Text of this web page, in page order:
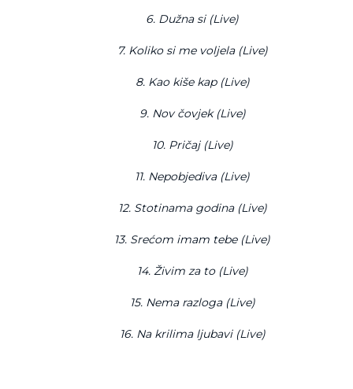
6. Dužna si (Live)
7. Koliko si me voljela (Live)
8. Kao kiše kap (Live)
9. Nov čovjek (Live)
10. Pričaj (Live)
11. Nepobjediva (Live)
12. Stotinama godina (Live)
13. Srećom imam tebe (Live)
14. Živim za to (Live)
15. Nema razloga (Live)
16. Na krilima ljubavi (Live)